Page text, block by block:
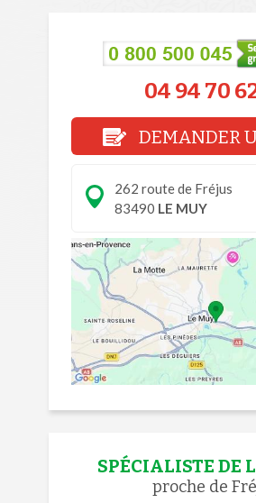
04 94 70
DEMANDER
262 route de Fréjus
83490 LE MUY
SPÉCIALISTE DE
proche de